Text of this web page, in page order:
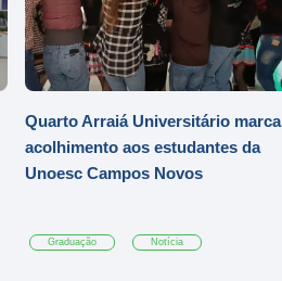
Quarto Arraiá Universitário marca
acolhimento aos estudantes da
Unoesc Campos Novos
Graduação Notícia